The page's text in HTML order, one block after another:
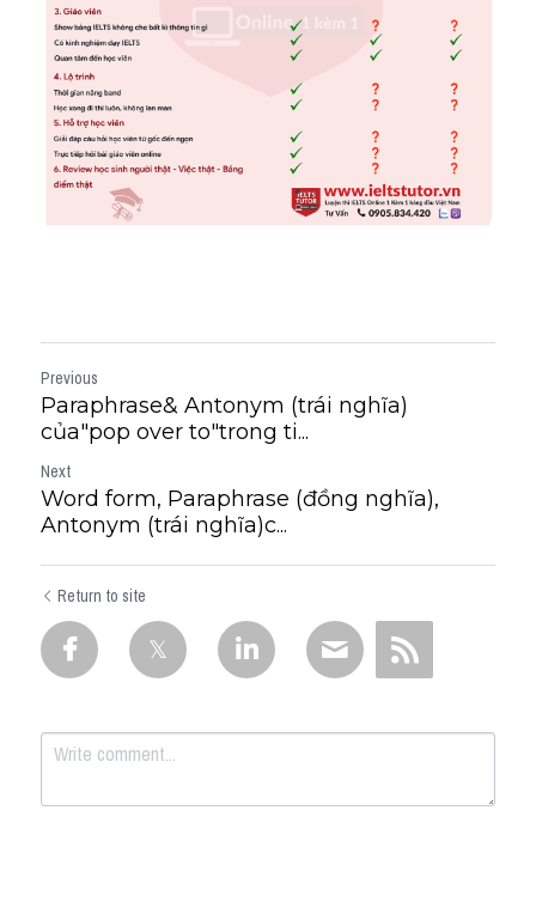
Previous
Paraphrase& Antonym (trái nghĩa)
của"pop over to"trong ti...
Next
Word form, Paraphrase (đồng nghĩa),
Antonym (trái nghĩa)c...
Return to site